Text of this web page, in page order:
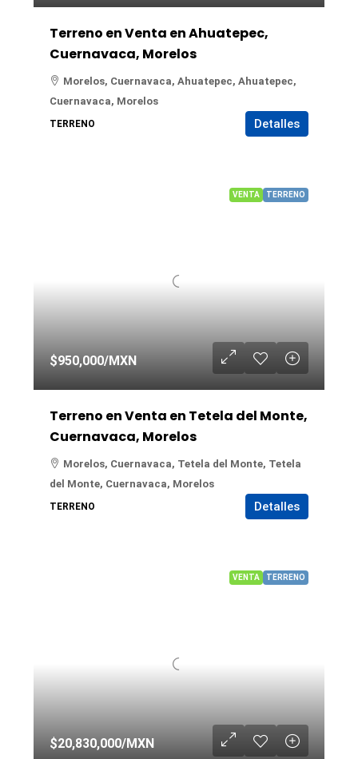
Terreno en Venta en Ahuatepec,
Cuernavaca, Morelos
Morelos, Cuernavaca, Ahuatepec, Ahuatepec,
Cuernavaca, Morelos
TERRENO Detalles
VENTA TERRENO
$950,000/MXN
Terreno en Venta en Tetela del Monte,
Cuernavaca, Morelos
Morelos, Cuernavaca, Tetela del Monte, Tetela
del Monte, Cuernavaca, Morelos
TERRENO Detalles
VENTA TERRENO
$20,830,000/MXN